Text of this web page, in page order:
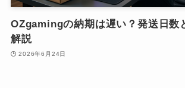
OZgamingの納期は遅い？発送日数
解説
2026年6月24日